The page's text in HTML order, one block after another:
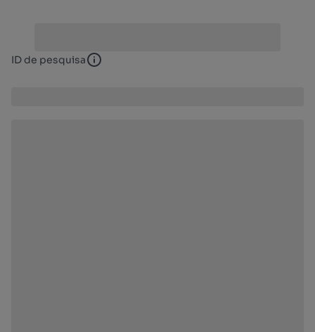
ID de pesquisa ID de pesquisa